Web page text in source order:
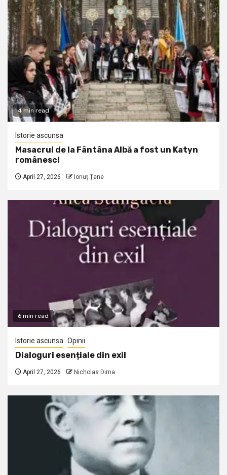
4 min read
Istorie ascunsa
Masacrul de la Fântâna Albă a fost un Katyn
românesc!
April 27, 2026 Ionuţ Ţene
6 min read
Istorie ascunsa Opinii
Dialoguri esențiale din exil
April 27, 2026 Nicholas Dima